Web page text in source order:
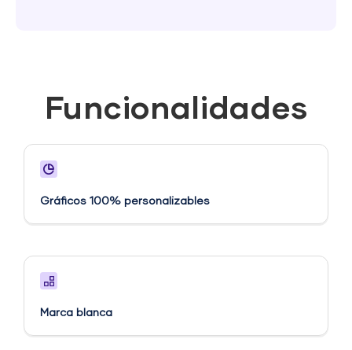
Funcionalidades
Gráficos 100% personalizables
Marca blanca